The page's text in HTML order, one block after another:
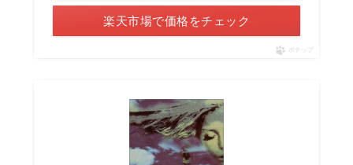
楽天市場で価格をチェック
ポチップ